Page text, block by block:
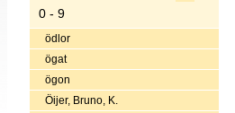
0 - 9
ödlor
ögat
ögon
Öijer, Bruno, K.